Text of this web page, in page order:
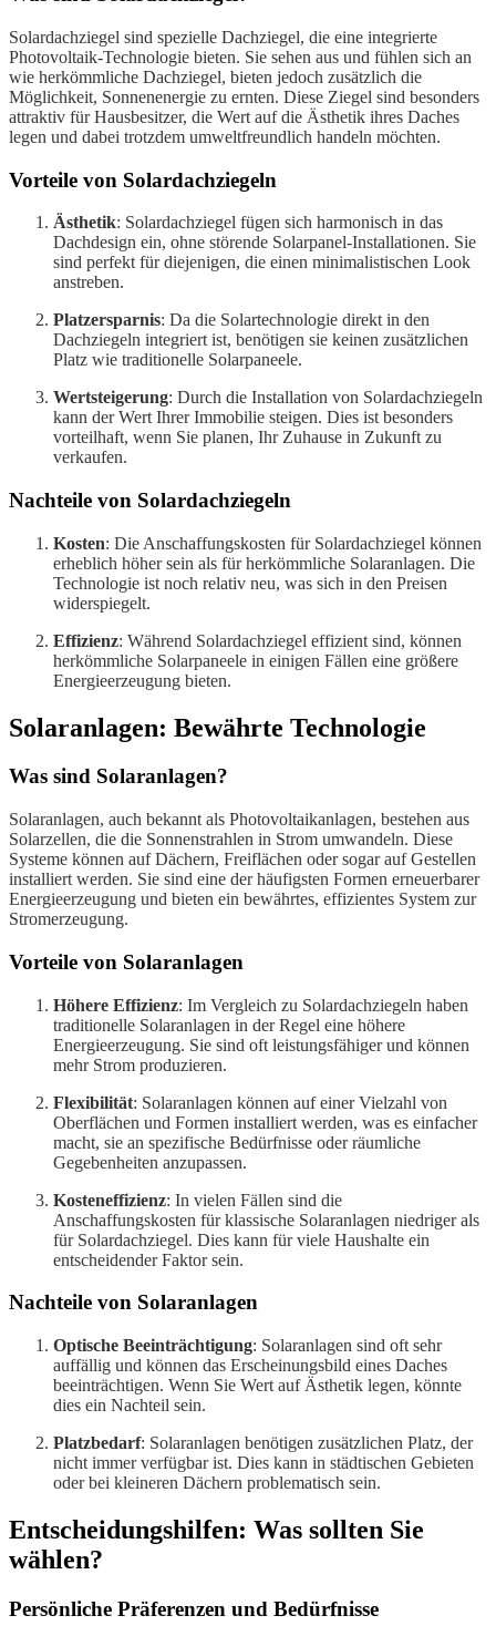
Solardachziegel sind spezielle Dachziegel, die eine integrierte
Photovoltaik-Technologie bieten. Sie sehen aus und fühlen sich an
wie herkömmliche Dachziegel, bieten jedoch zusätzlich die
Möglichkeit, Sonnenenergie zu ernten. Diese Ziegel sind besonders
attraktiv für Hausbesitzer, die Wert auf die Ästhetik ihres Daches
legen und dabei trotzdem umweltfreundlich handeln möchten.
Vorteile von Solardachziegeln
Ästhetik: Solardachziegel fügen sich harmonisch in das
Dachdesign ein, ohne störende Solarpanel-Installationen. Sie
sind perfekt für diejenigen, die einen minimalistischen Look
anstreben.
Platzersparnis: Da die Solartechnologie direkt in den
Dachziegeln integriert ist, benötigen sie keinen zusätzlichen
Platz wie traditionelle Solarpaneele.
Wertsteigerung: Durch die Installation von Solardachziegeln
kann der Wert Ihrer Immobilie steigen. Dies ist besonders
vorteilhaft, wenn Sie planen, Ihr Zuhause in Zukunft zu
verkaufen.
Nachteile von Solardachziegeln
Kosten: Die Anschaffungskosten für Solardachziegel können
erheblich höher sein als für herkömmliche Solaranlagen. Die
Technologie ist noch relativ neu, was sich in den Preisen
widerspiegelt.
Effizienz: Während Solardachziegel effizient sind, können
herkömmliche Solarpaneele in einigen Fällen eine größere
Energieerzeugung bieten.
Solaranlagen: Bewährte Technologie
Was sind Solaranlagen?
Solaranlagen, auch bekannt als Photovoltaikanlagen, bestehen aus
Solarzellen, die die Sonnenstrahlen in Strom umwandeln. Diese
Systeme können auf Dächern, Freiflächen oder sogar auf Gestellen
installiert werden. Sie sind eine der häufigsten Formen erneuerbarer
Energieerzeugung und bieten ein bewährtes, effizientes System zur
Stromerzeugung.
Vorteile von Solaranlagen
Höhere Effizienz: Im Vergleich zu Solardachziegeln haben
traditionelle Solaranlagen in der Regel eine höhere
Energieerzeugung. Sie sind oft leistungsfähiger und können
mehr Strom produzieren.
Flexibilität: Solaranlagen können auf einer Vielzahl von
Oberflächen und Formen installiert werden, was es einfacher
macht, sie an spezifische Bedürfnisse oder räumliche
Gegebenheiten anzupassen.
Kosteneffizienz: In vielen Fällen sind die
Anschaffungskosten für klassische Solaranlagen niedriger als
für Solardachziegel. Dies kann für viele Haushalte ein
entscheidender Faktor sein.
Nachteile von Solaranlagen
Optische Beeinträchtigung: Solaranlagen sind oft sehr
auffällig und können das Erscheinungsbild eines Daches
beeinträchtigen. Wenn Sie Wert auf Ästhetik legen, könnte
dies ein Nachteil sein.
Platzbedarf: Solaranlagen benötigen zusätzlichen Platz, der
nicht immer verfügbar ist. Dies kann in städtischen Gebieten
oder bei kleineren Dächern problematisch sein.
Entscheidungshilfen: Was sollten Sie
wählen?
Persönliche Präferenzen und Bedürfnisse